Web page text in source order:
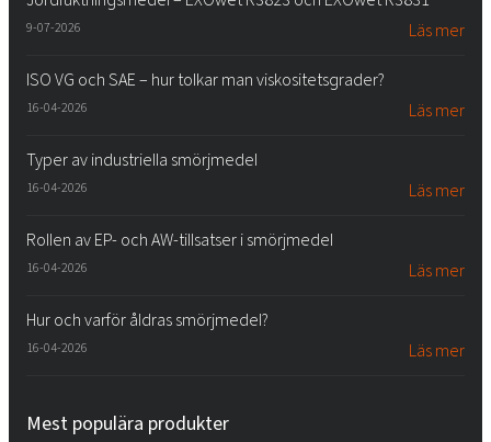
9-07-2026 Läs mer
ISO VG och SAE – hur tolkar man viskositetsgrader?
16-04-2026 Läs mer
Typer av industriella smörjmedel
16-04-2026 Läs mer
Rollen av EP- och AW-tillsatser i smörjmedel
16-04-2026 Läs mer
Hur och varför åldras smörjmedel?
16-04-2026 Läs mer
Mest populära produkter